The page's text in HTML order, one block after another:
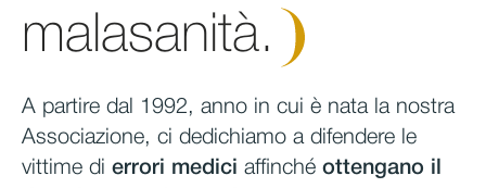
malasanità.
A partire dal 1992, anno in cui è nata la nostra
Associazione, ci dedichiamo a difendere le
vittime di errori medici affinché ottengano il